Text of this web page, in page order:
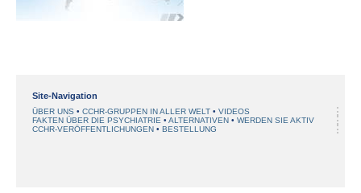
Site-Navigation
ÜBER UNS CCHR-GRUPPEN IN ALLER WELT
VIDEOS
FAKTEN ÜBER DIE PSYCHIATRIE
ALTERNATIVEN
WERDEN SIE AKTIV
CCHR-VERÖFFENTLICHUNGEN
BESTELLUNG